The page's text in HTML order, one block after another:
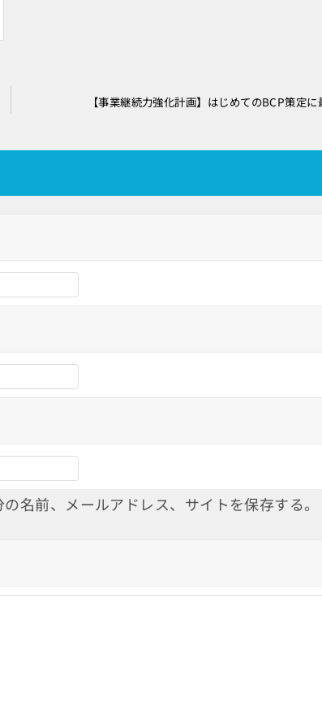
【事業継続力強化計画】はじめてのBCP策定に
名前、メールアドレス、サイトを保存する。